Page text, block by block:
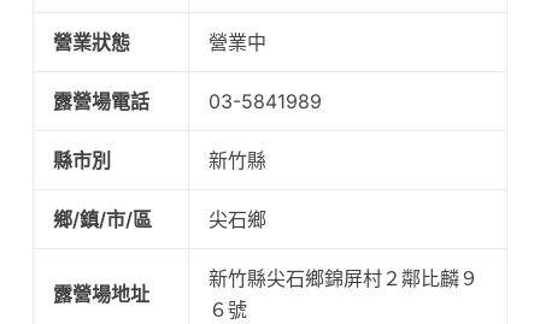
營業狀態 營業中
露營場電話 03-5841989
縣市別 新竹縣
鄉/鎮/市/區 尖石鄉
露營場地址
新竹縣尖石鄉錦屏村２鄰比麟９
６號